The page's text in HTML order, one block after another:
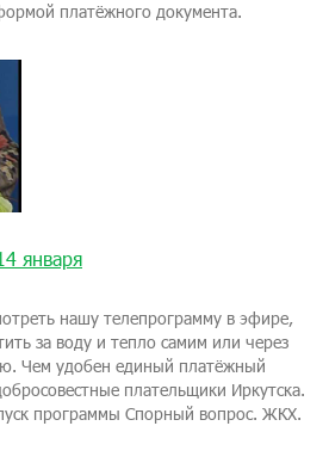
платёжного документа.
января
нашу телепрограмму в эфире,
за воду и тепло самим или через
Чем удобен единый платёжный
плательщики Иркутска.
программы Спорный вопрос. ЖКХ.